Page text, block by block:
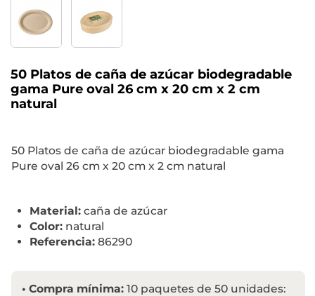
50 Platos de caña de azúcar biodegradable
gama Pure oval 26 cm x 20 cm x 2 cm
natural
50 Platos de caña de azúcar biodegradable gama
Pure oval 26 cm x 20 cm x 2 cm natural
Material: caña de azúcar
Color: natural
Referencia: 86290
• Compra mínima: 10 paquetes de 50 unidades: